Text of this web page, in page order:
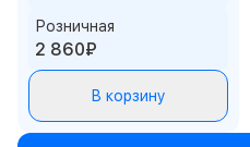
Розничная
2 860₽
В корзину